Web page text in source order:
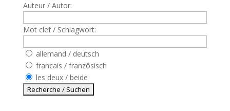
Auteur / Autor:
Mot clef / Schlagwort:
allemand / deutsch
francais / französisch
les deux / beide